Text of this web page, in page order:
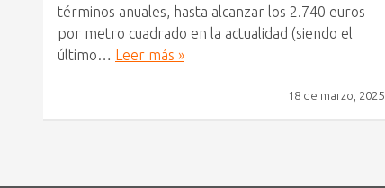
términos anuales, hasta alcanzar los 2.740 euros
por metro cuadrado en la actualidad (siendo el
último…
Leer más »
18 de marzo, 2025